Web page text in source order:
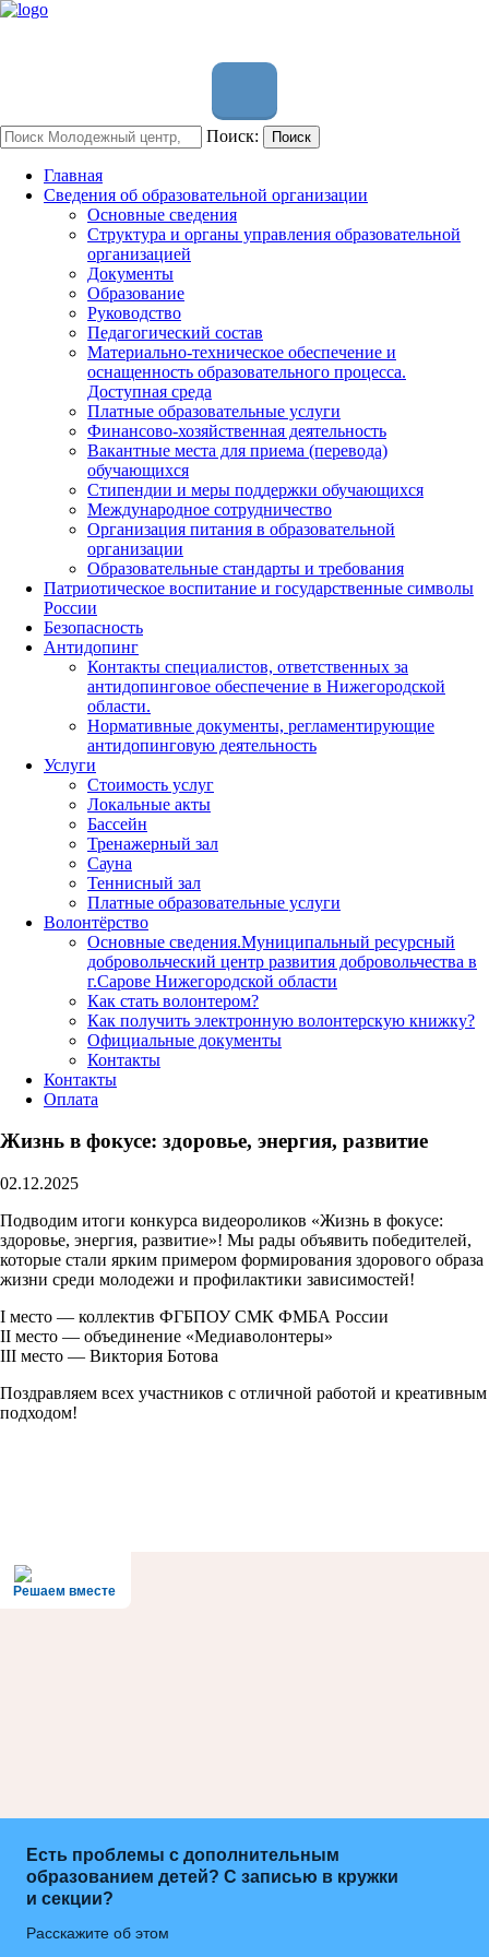
Поиск: Поиск
Главная
Сведения об образовательной организации
Основные сведения
Структура и органы управления образовательной
организацией
Документы
Образование
Руководство
Педагогический состав
Материально-техническое обеспечение и
оснащенность образовательного процесса.
Доступная среда
Платные образовательные услуги
Финансово-хозяйственная деятельность
Вакантные места для приема (перевода)
обучающихся
Стипендии и меры поддержки обучающихся
Международное сотрудничество
Организация питания в образовательной
организации
Образовательные стандарты и требования
Патриотическое воспитание и государственные символы
России
Безопасность
Антидопинг
Контакты специалистов, ответственных за
антидопинговое обеспечение в Нижегородской
области.
Нормативные документы, регламентирующие
антидопинговую деятельность
Услуги
Стоимость услуг
Локальные акты
Бассейн
Тренажерный зал
Сауна
Теннисный зал
Платные образовательные услуги
Волонтёрство
Основные сведения.Муниципальный ресурсный
добровольческий центр развития добровольчества в
г.Сарове Нижегородской области
Как стать волонтером?
Как получить электронную волонтерскую книжку?
Официальные документы
Контакты
Контакты
Оплата
Жизнь в фокусе: здоровье, энергия, развитие
02.12.2025
Подводим итоги конкурса видеороликов «Жизнь в фокусе:
здоровье, энергия, развитие»! Мы рады объявить победителей,
которые стали ярким примером формирования здорового образа
жизни среди молодежи и профилактики зависимостей!
I место — коллектив ФГБПОУ СМК ФМБА России
II место — объединение «Медиаволонтеры»
III место — Виктория Ботова
Поздравляем всех участников с отличной работой и креативным
подходом!
Решаем вместе
Есть проблемы с дополнительным
образованием детей? С записью в кружки
и секции?
Расскажите об этом